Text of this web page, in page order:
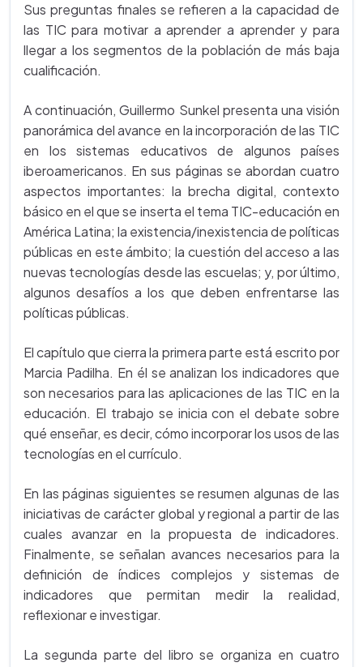
Sus preguntas finales se refieren a la capacidad de
las TIC para motivar a aprender a aprender y para
llegar a los segmentos de la población de más baja
cualificación.
A continuación, Guillermo Sunkel presenta una visión
panorámica del avance en la incorporación de las TIC
en los sistemas educativos de algunos países
iberoamericanos. En sus páginas se abordan cuatro
aspectos importantes: la brecha digital, contexto
básico en el que se inserta el tema TIC-educación en
América Latina; la existencia/inexistencia de políticas
públicas en este ámbito; la cuestión del acceso a las
nuevas tecnologías desde las escuelas; y, por último,
algunos desafíos a los que deben enfrentarse las
políticas públicas.
El capítulo que cierra la primera parte está escrito por
Marcia Padilha. En él se analizan los indicadores que
son necesarios para las aplicaciones de las TIC en la
educación. El trabajo se inicia con el debate sobre
qué enseñar, es decir, cómo incorporar los usos de las
tecnologías en el currículo.
En las páginas siguientes se resumen algunas de las
iniciativas de carácter global y regional a partir de las
cuales avanzar en la propuesta de indicadores.
Finalmente, se señalan avances necesarios para la
definición de índices complejos y sistemas de
indicadores que permitan medir la realidad,
reflexionar e investigar.
La segunda parte del libro se organiza en cuatro